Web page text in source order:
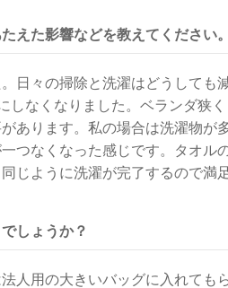
えた影響などを教えてください。
日々の掃除と洗濯はどうしても
しなくなりました。ベランダ狭
あります。私の場合は洗濯物が
つなくなった感じです。タオル
じように洗濯が完了するので満足
しょうか？
人用の大きいバッグに入れても